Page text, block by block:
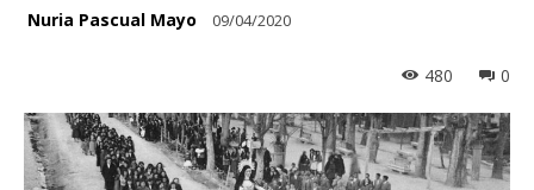
Nuria Pascual Mayo 09/04/2020
0
480